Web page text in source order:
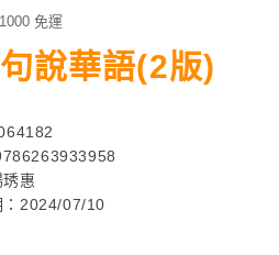
免運
說華語(2版)
惠
：2024/07/10